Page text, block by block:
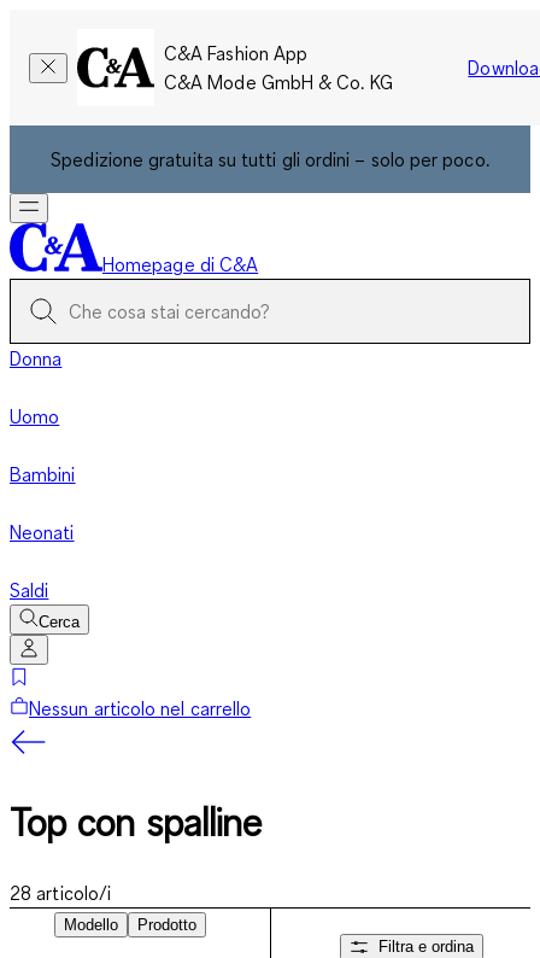
C&A Fashion App
C&A Mode GmbH & Co. KG
Spedizione gratuita su tutti gli ordini – solo per poco.
Homepage di C&A
Donna
Uomo
Bambini
Neonati
Saldi
Cerca
Nessun articolo nel carrello
Top con spalline
28 articolo/i
Modello
Prodotto
Filtra e ordina